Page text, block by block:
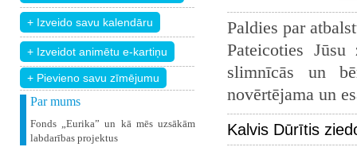
+ Pievieno savu zīmējumu
Par mums
Fonds „Eurika” un kā mēs uzsākām
labdarības projektus
Paldies par
Pateicoties
slimnīcās un
novērtējama un
Kalvis Dūrītis